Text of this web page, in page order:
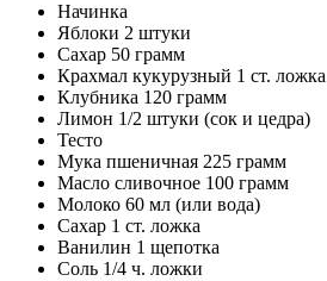
Начинка
Яблоки 2 штуки
Сахар 50 грамм
Крахмал кукурузный 1 ст. ложка
Клубника 120 грамм
Лимон 1/2 штуки (сок и цедра)
Тесто
Мука пшеничная 225 грамм
Масло сливочное 100 грамм
Молоко 60 мл (или вода)
Сахар 1 ст. ложка
Ванилин 1 щепотка
Соль 1/4 ч. ложки